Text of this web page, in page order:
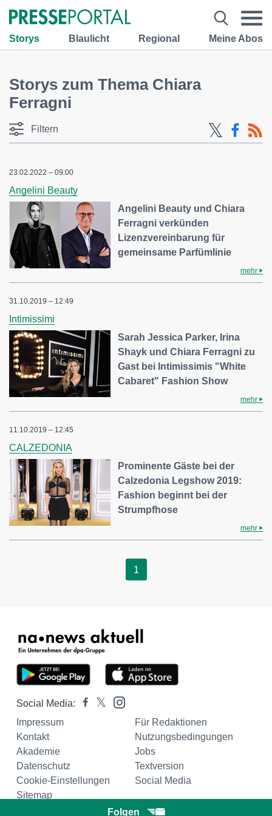
Storys Blaulicht Regional Meine Abos
Storys zum Thema Chiara
Ferragni
Folgen
Filtern
23.02.2022 – 09:00
Angelini Beauty
Angelini Beauty und Chiara
Ferragni verkünden
Lizenzvereinbarung für
gemeinsame Parfümlinie
mehr
31.10.2019 – 12:49
Intimissimi
Sarah Jessica Parker, Irina
Shayk und Chiara Ferragni zu
Gast bei Intimissimis "White
Cabaret" Fashion Show
mehr
11.10.2019 – 12:45
CALZEDONIA
Prominente Gäste bei der
Calzedonia Legshow 2019:
Fashion beginnt bei der
Strumpfhose
mehr
1
Social Media:
Impressum
Für Redaktionen
Kontakt
Nutzungsbedingungen
Akademie
Jobs
Datenschutz
Textversion
Cookie-Einstellungen
Social Media
Sitemap